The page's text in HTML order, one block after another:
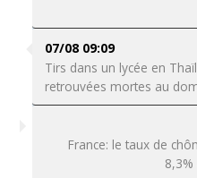
07/08 09:09
Tirs dans un lycée en
retrouvées mortes au
France: le taux de